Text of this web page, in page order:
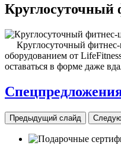
Круглосуточный
Круглосуточный
оборудованием от
оставаться в форме даже
Предыдущий слайд